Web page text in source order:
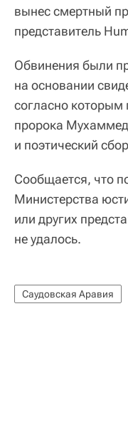
вынес смертный
представитель
Обвинения были
на основании
согласно которым
пророка
и поэтический
Сообщается, что
Министерства
или других
не удалось.
Саудовская Аравия